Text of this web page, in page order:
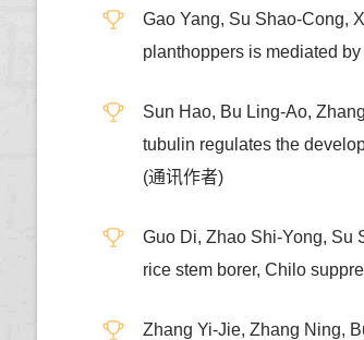
Gao Yang, Su Shao-Cong,
planthoppers is mediated
Sun Hao, Bu Ling-Ao,
tubulin regulates the
(通讯作者)
Guo Di, Zhao Shi-Yong, Su
rice stem borer, Chilo
Zhang Yi-Jie, Zhang Ning,